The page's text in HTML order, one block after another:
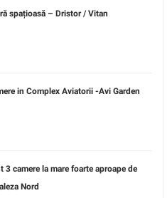
spațioasă – Dristor / Vitan
in Complex Aviatorii -Avi Garden
3 camere la mare foarte aproape de
Nord